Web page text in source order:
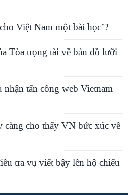
Việt Nam một bài học’?
Tòa trọng tài về bản đồ lưỡi
tấn công web Vietnam
cho thấy VN bức xúc về
tra vụ viết bậy lên hộ chiếu